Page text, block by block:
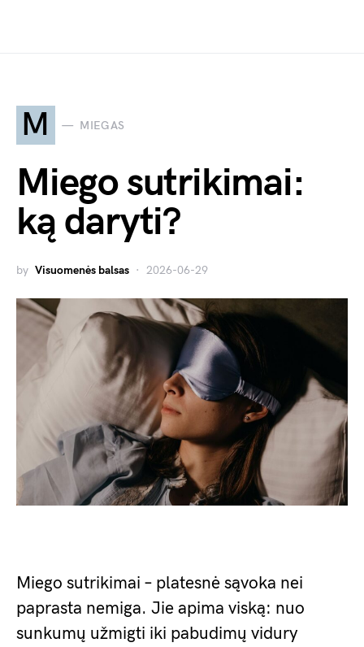
M MIEGAS
Miego sutrikimai:
ką daryti?
by Visuomenės balsas 2026-06-29
Miego sutrikimai – platesnė sąvoka nei
paprasta nemiga. Jie apima viską: nuo
sunkumų užmigti iki pabudimų vidury